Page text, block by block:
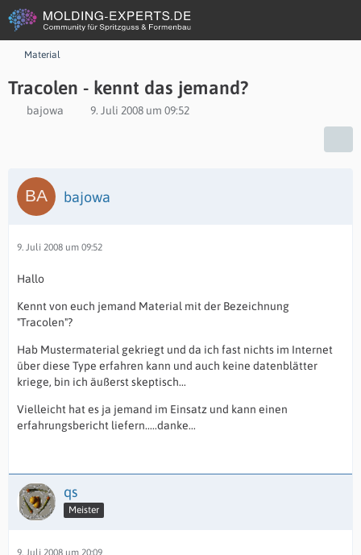
Material
Tracolen - kennt das jemand?
bajowa 9. Juli 2008 um 09:52
bajowa
9. Juli 2008 um 09:52
Hallo
Kennt von euch jemand Material mit der Bezeichnung
"Tracolen"?
Hab Mustermaterial gekriegt und da ich fast nichts im Internet
über diese Type erfahren kann und auch keine datenblätter
kriege, bin ich äußerst skeptisch...
Vielleicht hat es ja jemand im Einsatz und kann einen
erfahrungsbericht liefern.....danke...
qs
Meister
9. Juli 2008 um 20:09